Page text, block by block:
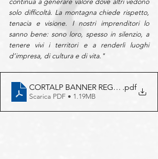
solo difficoltà. La montagna chiede rispetto,
tenacia e visione. I nostri imprenditori lo
sanno bene: sono loro, spesso in silenzio, a
tenere vivi i territori e a renderli luoghi
d’impresa, di cultura e di vita."
CORTALP BANNER REGIONE 16-9
.pdf
Scarica PDF • 1.19MB